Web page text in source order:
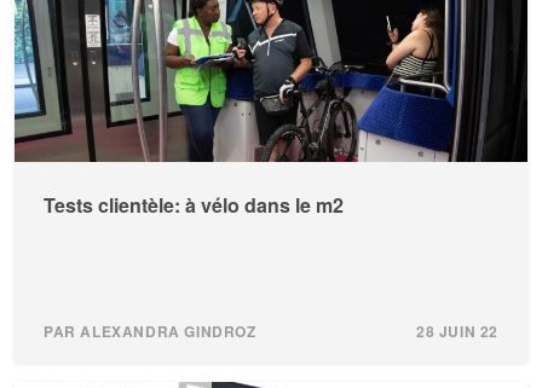
Tests clientèle: à vélo dans le m2
PAR ALEXANDRA GINDROZ 28 JUIN 22